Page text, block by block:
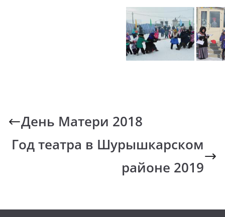
День Матери 2018
Год театра в Шурышкарском
районе 2019